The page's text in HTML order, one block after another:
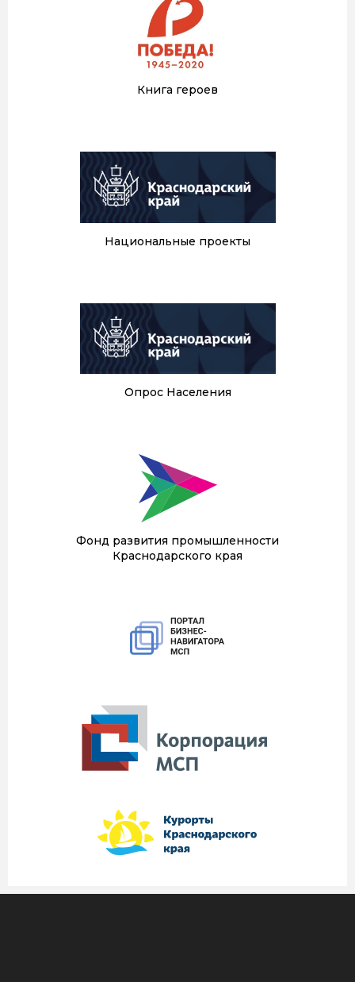
Книга героев
Национальные проекты
Опрос Населения
Фонд развития промышленности
Краснодарского края